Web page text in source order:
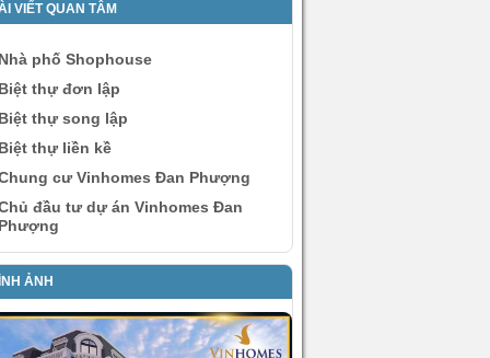
VIẾT QUAN TÂM
phố Shophouse
thự đơn lập
thự song lập
thự liền kề
cư Vinhomes Đan Phượng
đầu tư dự án Vinhomes Đan
ẢNH